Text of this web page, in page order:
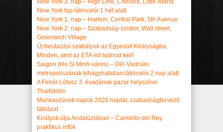
New York 3. nap – High Line, Chelsea, Little Island
New York top látnivalói 1 hét alatt
New York 1. nap – Harlem, Central Park, 5th Avenue
New York 2. nap – Szabadság-szobor, Wall street,
Greenwich Village
Új beutazási szabályok az Egyesült Királyságba:
Minden, amit az ETA-ról tudnod kell!
Saigon (Ho Si Minh-város) – Dél-Vietnám
metropoliszának kihagyhatatlan látnivalói 2 nap alatt
A Fehér Lótusz 3. évadának pazar helyszínei
Thaiföldön
Munkaszüneti napok 2026 naptár, szabadságtervező
táblázat
Királyok útja Andalúziában – Caminito del Rey
praktikus infók